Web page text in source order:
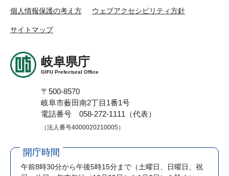
個人情報保護の考え方 ウェブアクセシビリティ方針
サイトマップ
岐阜県庁
GIFU Prefectural Office
〒500-8570
岐阜市薮田南2丁目1番1号
電話番号 058-272-1111（代表）
（法人番号4000020210005）
開庁時間
午前8時30分から午後5時15分まで （土曜日、日曜日、祝